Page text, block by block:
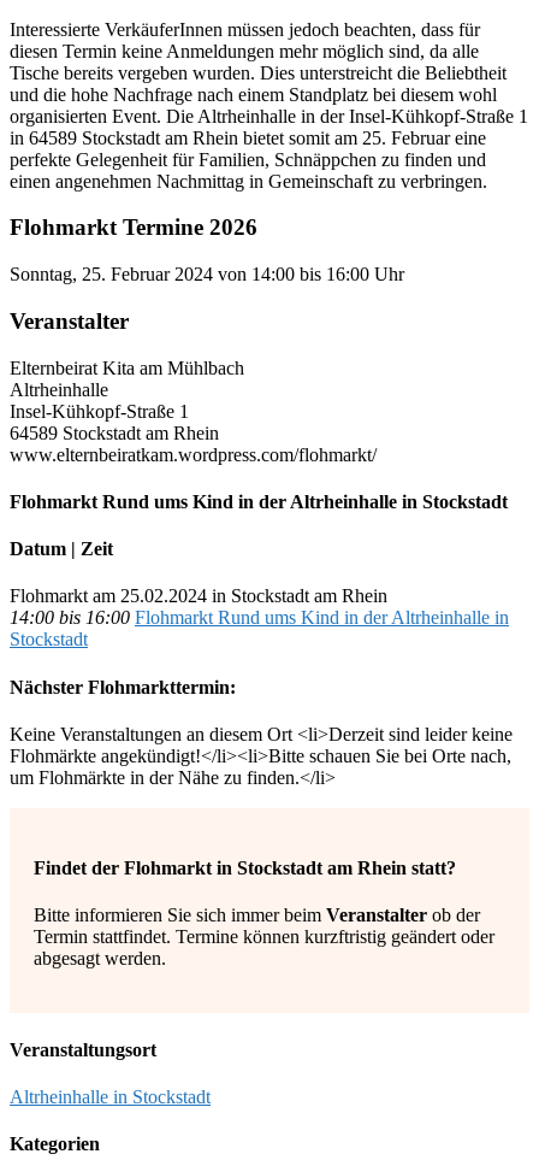
Interessierte VerkäuferInnen müssen jedoch beachten, dass für
diesen Termin keine Anmeldungen mehr möglich sind, da alle
Tische bereits vergeben wurden. Dies unterstreicht die Beliebtheit
und die hohe Nachfrage nach einem Standplatz bei diesem wohl
organisierten Event. Die Altrheinhalle in der Insel-Kühkopf-Straße 1
in 64589 Stockstadt am Rhein bietet somit am 25. Februar eine
perfekte Gelegenheit für Familien, Schnäppchen zu finden und
einen angenehmen Nachmittag in Gemeinschaft zu verbringen.
Flohmarkt Termine 2026
Sonntag, 25. Februar 2024 von 14:00 bis 16:00 Uhr
Veranstalter
Elternbeirat Kita am Mühlbach
Altrheinhalle
Insel-Kühkopf-Straße 1
64589 Stockstadt am Rhein
www.elternbeiratkam.wordpress.com/flohmarkt/
Flohmarkt Rund ums Kind in der Altrheinhalle in Stockstadt
Datum | Zeit
Flohmarkt am 25.02.2024 in Stockstadt am Rhein
14:00 bis 16:00 Flohmarkt Rund ums Kind in der Altrheinhalle in
Stockstadt
Nächster Flohmarkttermin:
Keine Veranstaltungen an diesem Ort <li>Derzeit sind leider keine
Flohmärkte angekündigt!</li><li>Bitte schauen Sie bei Orte nach,
um Flohmärkte in der Nähe zu finden.</li>
Findet der Flohmarkt in Stockstadt am Rhein statt?
Bitte informieren Sie sich immer beim Veranstalter ob der
Termin stattfindet. Termine können kurzftristig geändert oder
abgesagt werden.
Veranstaltungsort
Altrheinhalle in Stockstadt
Kategorien